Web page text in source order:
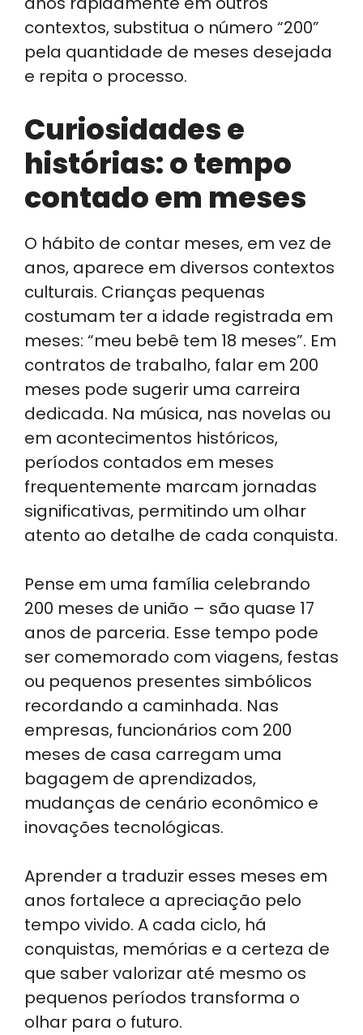
contextos, substitua o número “200”
pela quantidade de meses desejada
e repita o processo.
Curiosidades e
histórias: o tempo
contado em meses
O hábito de contar meses, em vez de
anos, aparece em diversos contextos
culturais. Crianças pequenas
costumam ter a idade registrada em
meses: “meu bebê tem 18 meses”. Em
contratos de trabalho, falar em 200
meses pode sugerir uma carreira
dedicada. Na música, nas novelas ou
em acontecimentos históricos,
períodos contados em meses
frequentemente marcam jornadas
significativas, permitindo um olhar
atento ao detalhe de cada conquista.
Pense em uma família celebrando
200 meses de união – são quase 17
anos de parceria. Esse tempo pode
ser comemorado com viagens, festas
ou pequenos presentes simbólicos
recordando a caminhada. Nas
empresas, funcionários com 200
meses de casa carregam uma
bagagem de aprendizados,
mudanças de cenário econômico e
inovações tecnológicas.
Aprender a traduzir esses meses em
anos fortalece a apreciação pelo
tempo vivido. A cada ciclo, há
conquistas, memórias e a certeza de
que saber valorizar até mesmo os
pequenos períodos transforma o
olhar para o futuro.